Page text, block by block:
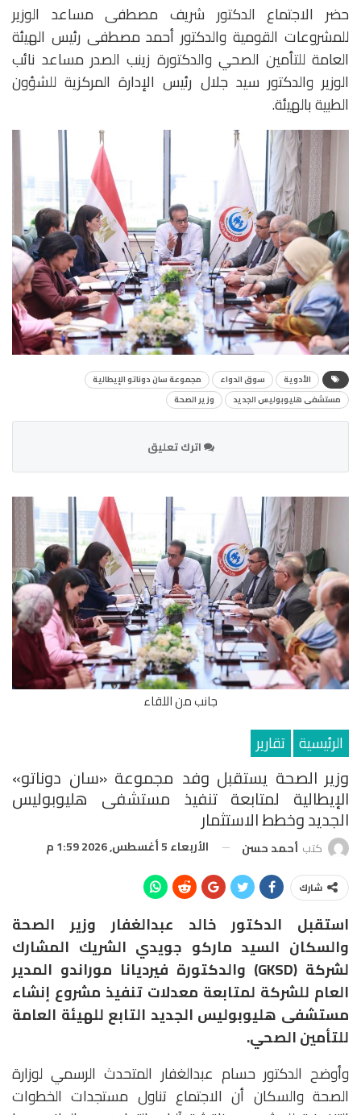
حضر الاجتماع الدكتور شريف مصطفى مساعد الوزير
للمشروعات القومية والدكتور أحمد مصطفى رئيس الهيئة
العامة للتأمين الصحي والدكتورة زينب الصدر مساعد نائب
الوزير والدكتور سيد جلال رئيس الإدارة المركزية للشؤون
الطبية بالهيئة.
الأدوية سوق الدواء
مجموعة سان دوناتو الإيطالية
مستشفى هليوبوليس الجديد
وزير الصحة
اترك تعليق
جانب من اللقاء
الرئيسية تقارير
وزير الصحة يستقبل وفد مجموعة «سان دوناتو»
الإيطالية لمتابعة تنفيذ مستشفى هليوبوليس
الجديد وخطط الاستثمار
كتب أحمد حسن الأربعاء 5 أغسطس, 2026 1:59 م
شارك
استقبل الدكتور خالد عبدالغفار وزير الصحة
والسكان السيد ماركو جويدي الشريك المشارك
لشركة (GKSD) والدكتورة فيرديانا موراندو المدير
العام للشركة لمتابعة معدلات تنفيذ مشروع إنشاء
مستشفى هليوبوليس الجديد التابع للهيئة العامة
للتأمين الصحي.
وأوضح الدكتور حسام عبدالغفار المتحدث الرسمي لوزارة
الصحة والسكان أن الاجتماع تناول مستجدات الخطوات